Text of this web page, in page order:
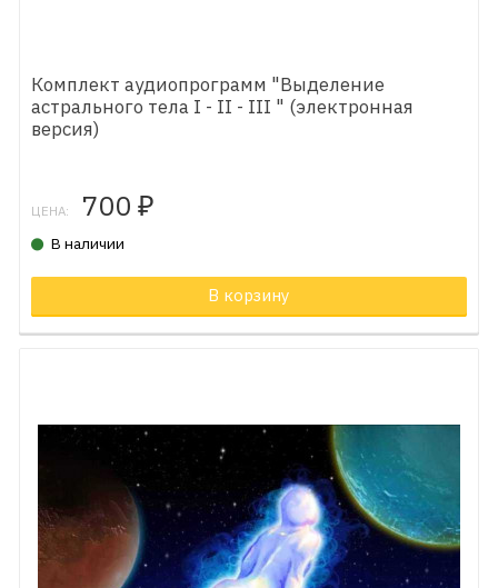
Комплект аудиопрограмм "Выделение
астрального тела I - II - III " (электронная
версия)
ЦЕНА: 700 ₽
В наличии
В корзину